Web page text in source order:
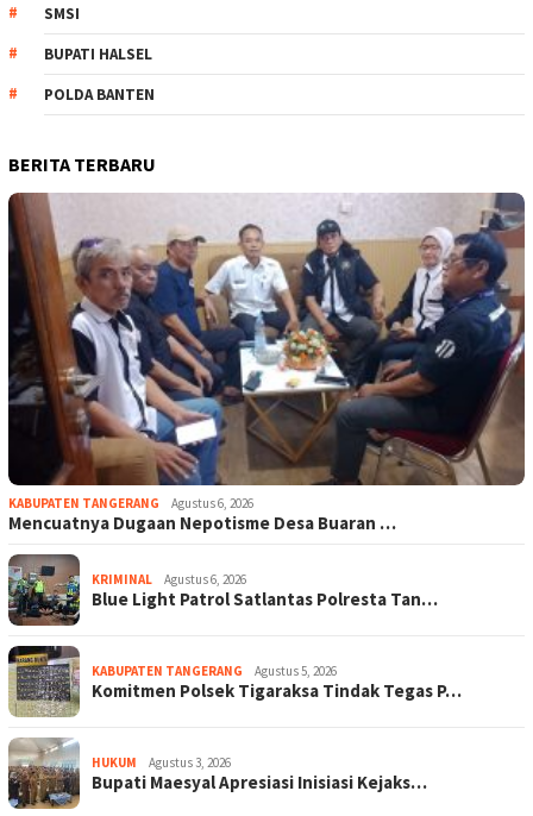
SMSI
BUPATI HALSEL
POLDA BANTEN
BERITA TERBARU
KABUPATEN TANGERANG Agustus 6, 2026
Mencuatnya Dugaan Nepotisme Desa Buaran …
KRIMINAL Agustus 6, 2026
Blue Light Patrol Satlantas Polresta Tan…
KABUPATEN TANGERANG Agustus 5, 2026
Komitmen Polsek Tigaraksa Tindak Tegas P…
HUKUM Agustus 3, 2026
Bupati Maesyal Apresiasi Inisiasi Kejaks…